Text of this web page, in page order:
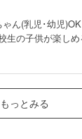
ん(乳児･幼児
生の子供が楽し
っとみる